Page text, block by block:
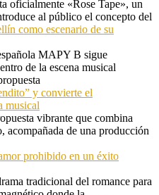
oficialmente «Rose Tape», un
al público el concepto del
como escenario de su
MAPY B sigue
de la escena musical
y convierte el
musical
vibrante que combina
acompañada de una producción
prohibido en un éxito
tradicional del romance para